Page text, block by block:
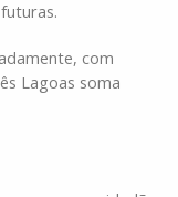
com
Lagoas soma